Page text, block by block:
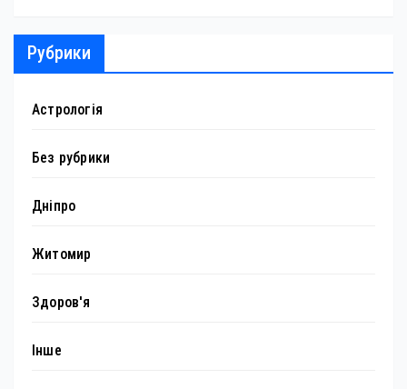
Рубрики
Астрологія
Без рубрики
Дніпро
Житомир
Здоров'я
Інше